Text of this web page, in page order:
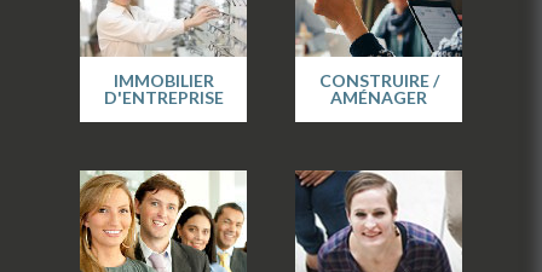
IMMOBILIER
D'ENTREPRISE
CONSTRUIRE /
AMÉNAGER